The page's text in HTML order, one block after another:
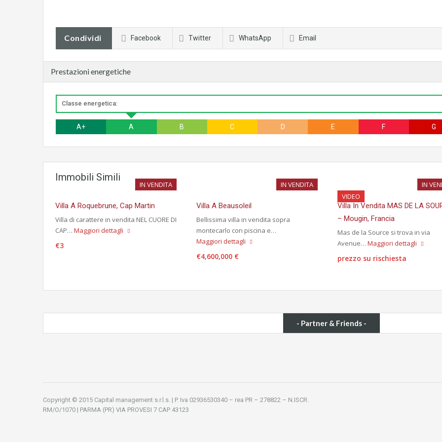
Condividi Facebook Twitter WhatsApp Email
Prestazioni energetiche
Classe energetica:
A+ A B C D E F G
Immobili Simili
IN VENDITA
Villa A Roquebrune, Cap Martin
Villa di carattere in vendita NEL CUORE DI
CAP… Maggiori dettagli
€3
IN VENDITA
Villa A Beausoleil
Bellissima villa in vendita sopra
montecarlo con piscina e…
Maggiori dettagli
€4,600,000 €
VIDEO
IN
Villa In Vendita MAS DE LA
– Mougin, Francia
Mas de la Source si trova in via
Avenue… Maggiori dettagli
prezzo su rischiesta
- Partner & Friends -
Copyright © 2015 Capital management s.r.l.s. | P. Iva 02936530340 – rea PR – 278822 – N.ISCR.
RM/O/1070 | PARMA (PR) VIA PROVESI 7 CAP 43123